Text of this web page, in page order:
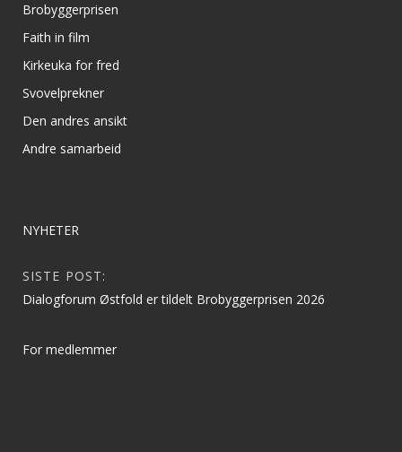
Brobyggerprisen
Faith in film
Kirkeuka for fred
Svovelprekner
Den andres ansikt
Andre samarbeid
NYHETER
SISTE POST:
Dialogforum Østfold er tildelt Brobyggerprisen 2026
For medlemmer